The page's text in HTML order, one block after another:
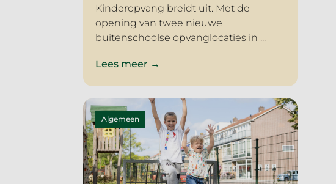
Kinderopvang breidt uit. Met de
opening van twee nieuwe
buitenschoolse opvanglocaties in ...
Lees meer →
Algemeen